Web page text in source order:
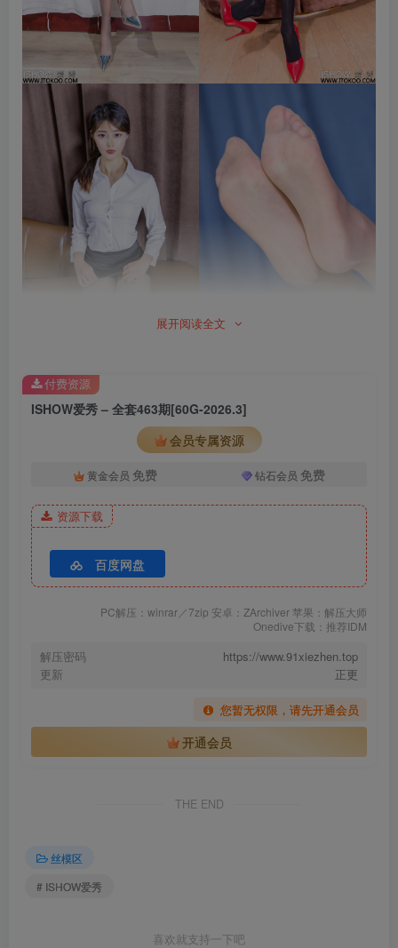
展开阅读全文
ISHOW爱秀 – 全套463期[60G-2026.3]
会员专属资源
黄金会员 免费 钻石会员 免费
资源下载
百度网盘
PC解压：winrar／7zip 安卓：ZArchiver 苹果：解压大师
Onedive下载：推荐IDM
解压密码
https://www.91xiezhen.top
更新
正更
您暂无权限，请先开通会员
开通会员
付费资源
THE END
丝模区
# ISHOW爱秀
喜欢就支持一下吧